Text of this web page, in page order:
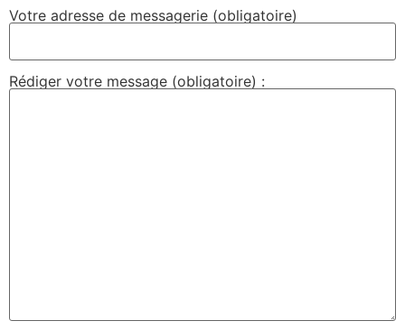
Votre adresse de messagerie (obligatoire)
Rédiger votre message (obligatoire) :